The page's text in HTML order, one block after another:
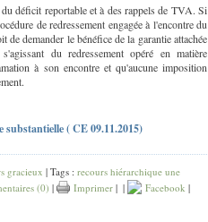
déficit reportable et à des rappels de TVA. Si
de redressement engagée à l'encontre du
demander le bénéfice de la garantie attachée
du redressement opéré en matière
à son encontre et qu'aucune imposition
( CE 09.11.2015)
gracieux | Tags : recours hiérarchique une
(0) | Imprimer | | Facebook |